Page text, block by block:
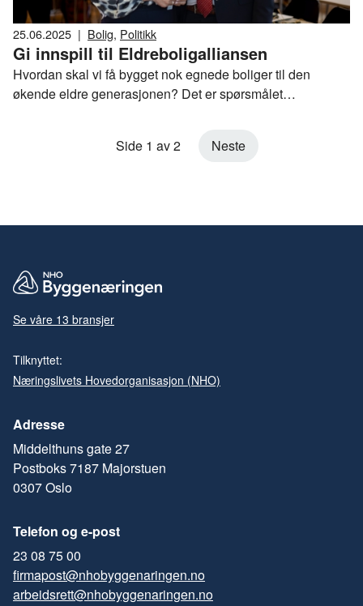
25.06.2025 | Bolig, Politikk
Gi innspill til Eldreboligalliansen
Hvordan skal vi få bygget nok egnede boliger til den
økende eldre generasjonen? Det er spørsmålet
av. Nå kan du komme med dine innspill, enten i workshop
Side 1 av 2 Neste
Se våre 13 bransjer
Tilknyttet:
Næringslivets Hovedorganisasjon (NHO)
Adresse
Middelthuns gate 27
Postboks 7187 Majorstuen
0307 Oslo
Telefon og e-post
23 08 75 00
firmapost@nhobyggenaringen.no
arbeidsrett@nhobyggenaringen.no